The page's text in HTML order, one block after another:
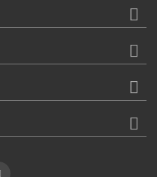



